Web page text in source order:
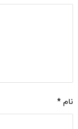
نام *